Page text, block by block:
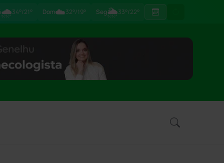
🌧34°/21° Dom☁️32°/19° Seg🌦33°/22°